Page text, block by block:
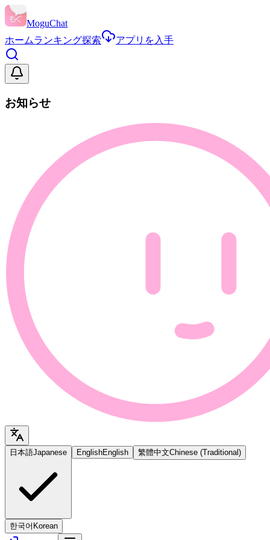
MoguChat
ホームランキング探索 アプリを入手
お知らせ
日本語Japanese EnglishEnglish 繁體中文Chinese (Traditional)
한국어 Korean